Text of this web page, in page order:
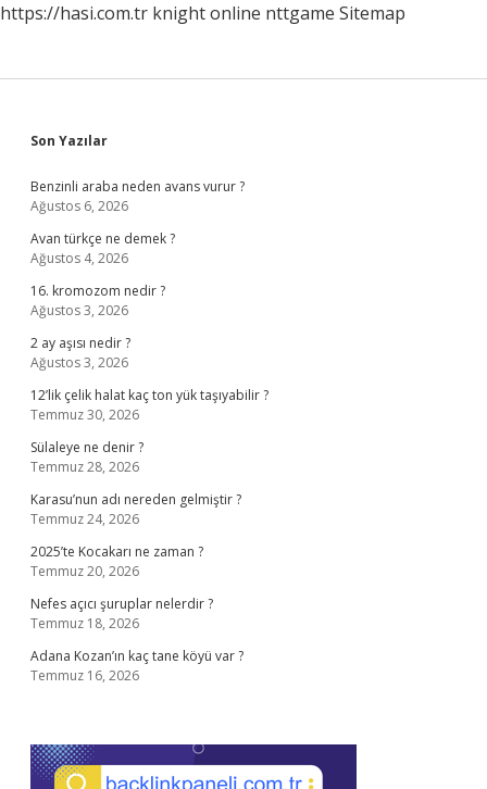
https://hasi.com.tr knight online nttgame Sitemap
Sidebar
Son Yazılar
Benzinli araba neden avans vurur ?
Ağustos 6, 2026
Avan türkçe ne demek ?
Ağustos 4, 2026
16. kromozom nedir ?
Ağustos 3, 2026
2 ay aşısı nedir ?
Ağustos 3, 2026
12’lik çelik halat kaç ton yük taşıyabilir ?
Temmuz 30, 2026
Sülaleye ne denir ?
Temmuz 28, 2026
Karasu’nun adı nereden gelmiştir ?
Temmuz 24, 2026
2025’te Kocakarı ne zaman ?
Temmuz 20, 2026
Nefes açıcı şuruplar nelerdir ?
Temmuz 18, 2026
Adana Kozan’ın kaç tane köyü var ?
Temmuz 16, 2026